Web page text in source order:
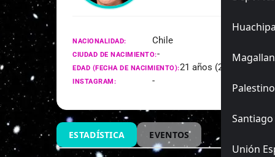
Palestino
Unión
NACIONALIDAD: Chile
CIUDAD DE NACIMIENTO:-
EDAD (FECHA DE NACIMIENTO):21 años (23/03/2005)
INSTAGRAM: -
ESTADÍSTICA EVENTOS